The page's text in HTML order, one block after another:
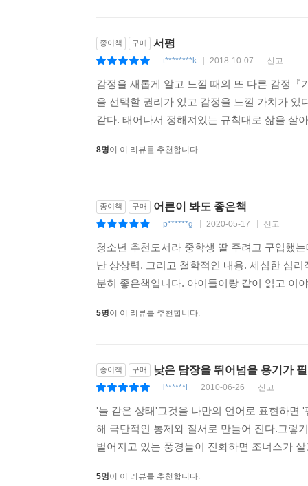
종이책 구매 서평
t********k 2018-10-07 신고
감정을 새롭게 알고 느낄 때의 또 다른 감정『
을 선택할 권리가 있고 감정을 느낄 가치가
같다. 태어나서 정해져있는 규칙대로 삶을 살
8명이 이 리뷰를 추천합니다.
종이책 구매 어른이 봐도 좋은책
p******g 2020-05-17 신고
청소년 추천도서라 중학생 딸 주려고 구입했
난 상상력. 그리고 철학적인 내용. 세심한 심
분히 좋은책입니다. 아이들이랑 같이 읽고 이
5명이 이 리뷰를 추천합니다.
종이책 구매 낮은 담장을 뛰어넘을 용기가
i******i 2010-06-26 신고
'늘 같은 상태'그것을 나만의 언어로 표현하면
해 극단적인 통제와 질서로 만들어 진다.그렇
벌어지고 있는 풍경들이 진화하면 조너스가
5명이 이 리뷰를 추천합니다.